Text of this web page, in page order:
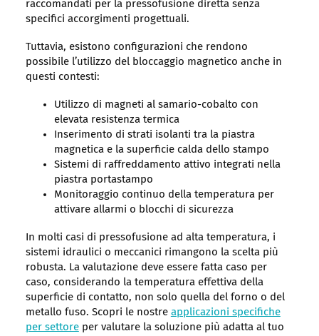
raccomandati per la pressofusione diretta senza
specifici accorgimenti progettuali.
Tuttavia, esistono configurazioni che rendono
possibile l’utilizzo del bloccaggio magnetico anche in
questi contesti:
Utilizzo di magneti al samario-cobalto con
elevata resistenza termica
Inserimento di strati isolanti tra la piastra
magnetica e la superficie calda dello stampo
Sistemi di raffreddamento attivo integrati nella
piastra portastampo
Monitoraggio continuo della temperatura per
attivare allarmi o blocchi di sicurezza
In molti casi di pressofusione ad alta temperatura, i
sistemi idraulici o meccanici rimangono la scelta più
robusta. La valutazione deve essere fatta caso per
caso, considerando la temperatura effettiva della
superficie di contatto, non solo quella del forno o del
metallo fuso. Scopri le nostre applicazioni specifiche
per settoreper valutare la soluzione più adatta al tuo